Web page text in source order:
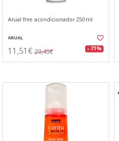
Arual free acondicionador 250ml
ARUAL
11,51€ 39,45€ - 71%